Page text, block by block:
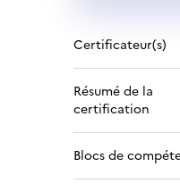
Certificateur(s)
Résumé de la
certification
Blocs de